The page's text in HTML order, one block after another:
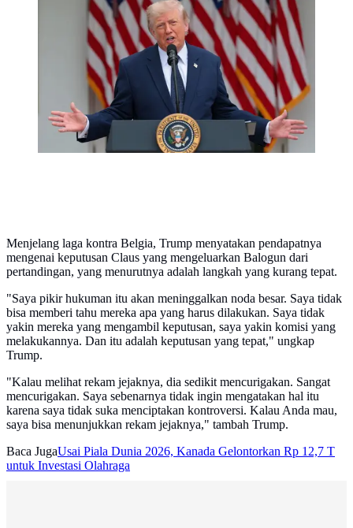
Pada 6 Juli 2026, Donald Trump, Presiden AS,
memberikan pernyataan di Gedung Putih di
Washington, DC, sambil mengadakan makan siang di
Rose Garden Club (Anna Moneymaker/Getty Images
melalui AFP).
Menjelang laga kontra Belgia, Trump menyatakan pendapatnya
mengenai keputusan Claus yang mengeluarkan Balogun dari
pertandingan, yang menurutnya adalah langkah yang kurang tepat.
"Saya pikir hukuman itu akan meninggalkan noda besar. Saya tidak
bisa memberi tahu mereka apa yang harus dilakukan. Saya tidak
yakin mereka yang mengambil keputusan, saya yakin komisi yang
melakukannya. Dan itu adalah keputusan yang tepat," ungkap
Trump.
"Kalau melihat rekam jejaknya, dia sedikit mencurigakan. Sangat
mencurigakan. Saya sebenarnya tidak ingin mengatakan hal itu
karena saya tidak suka menciptakan kontroversi. Kalau Anda mau,
saya bisa menunjukkan rekam jejaknya," tambah Trump.
Baca JugaUsai Piala Dunia 2026, Kanada Gelontorkan Rp 12,7 T
untuk Investasi Olahraga